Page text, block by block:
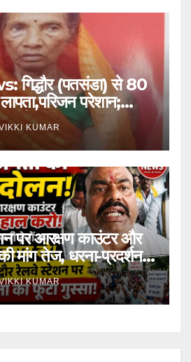
(पतसंडा) से 80
लापता,परिजन परेशान;
की गुहार
KUMAR
पर आरक्षण काउंटर और
मांग तेज, धरना-प्रदर्शन में
आवाज
KUMAR